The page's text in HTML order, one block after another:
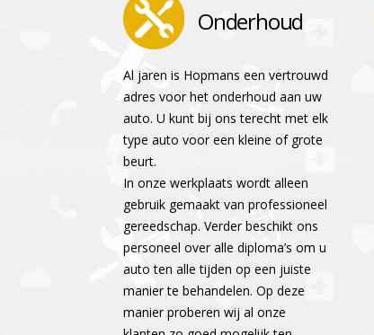
Onderhoud
Al jaren is Hopmans een vertrouwd
adres voor het onderhoud aan uw
auto. U kunt bij ons terecht met elk
type auto voor een kleine of grote
beurt.
In onze werkplaats wordt alleen
gebruik gemaakt van professioneel
gereedschap. Verder beschikt ons
personeel over alle diploma’s om u
auto ten alle tijden op een juiste
manier te behandelen. Op deze
manier proberen wij al onze